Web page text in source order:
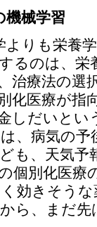
機械学習
よりも栄養
るのは、栄
治療法の選
化医療が指
しだいとい
、病気の
も、天気予
個別化医療
効きそう
ら、まだ先